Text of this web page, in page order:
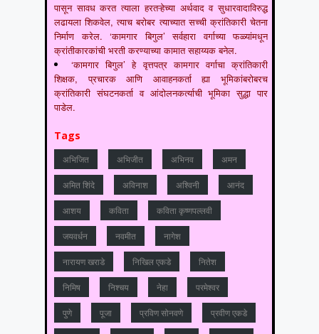
पासून सावध करत त्याला हरतऱ्हेच्या अर्थवाद व सुधारवादाविरुद्ध
लढायला शिकवेल, त्याच बरोबर त्याच्यात सच्ची क्रांतिकारी चेतना
निर्माण करेल. ‘कामगार बिगुल’ सर्वहारा वर्गाच्या फळ्यांमधून
क्रांतीकारकांची भरती करण्याच्या कामात सहाय्यक बनेल.
‘कामगार बिगुल’ हे वृत्तपत्र कामगार वर्गाचा क्रांतिकारी
शिक्षक, प्रचारक आणि आवाहनकर्ता ह्या भूमिकांबरोबरच
क्रांतिकारी संघटनकर्ता व आंदोलनकर्त्याची भूमिका सुद्धा पार
पाडेल.
Tags
अभिजित अभिजीत अभिनव अमन
अमित शिंदे अविनाश अश्विनी आनंद
आशय कविता कविता कृष्णपल्लवी
जयवर्धन नवमीत नागेश
नारायण खराडे निखिल एकडे नितेश
निमिष निश्चय नेहा परमेश्वर
पुणे पूजा प्रविण सोनवणे प्रवीण एकडे